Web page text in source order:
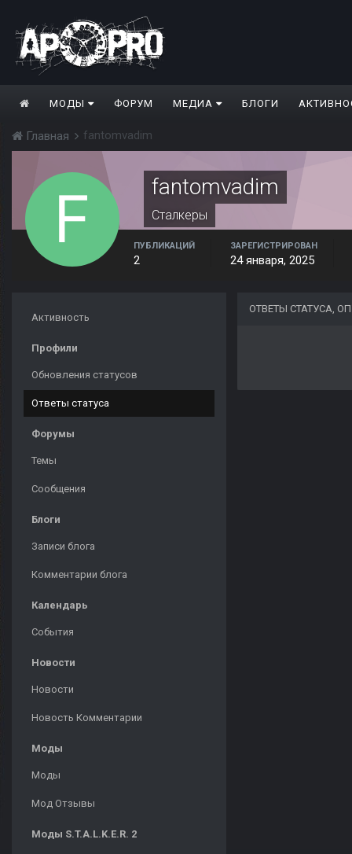
МОДЫ ФОРУМ МЕДИА БЛОГИ
Главная fantomvadim
fantomvadim
Сталкеры
ПУБЛИКАЦИЙ
2
ЗАРЕГИСТРИРОВАН
24 января, 2025
Активность
Профили
Обновления статусов
Ответы статуса
Форумы
Темы
Сообщения
Блоги
Записи блога
Комментарии блога
Календарь
События
Новости
Новости
Новость Комментарии
Моды
Моды
Мод Отзывы
Моды S.T.A.L.K.E.R. 2
ОТВЕТЫ СТАТУСА,